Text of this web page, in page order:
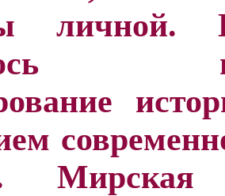
личной.
Мирская